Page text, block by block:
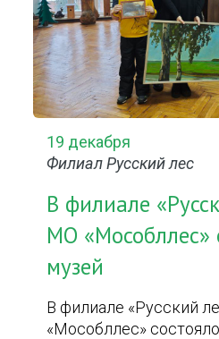
19 декабря
Филиал Русский лес
В филиале
МО «Мособллес»
музей
В филиале «Русский
«Мособллес»